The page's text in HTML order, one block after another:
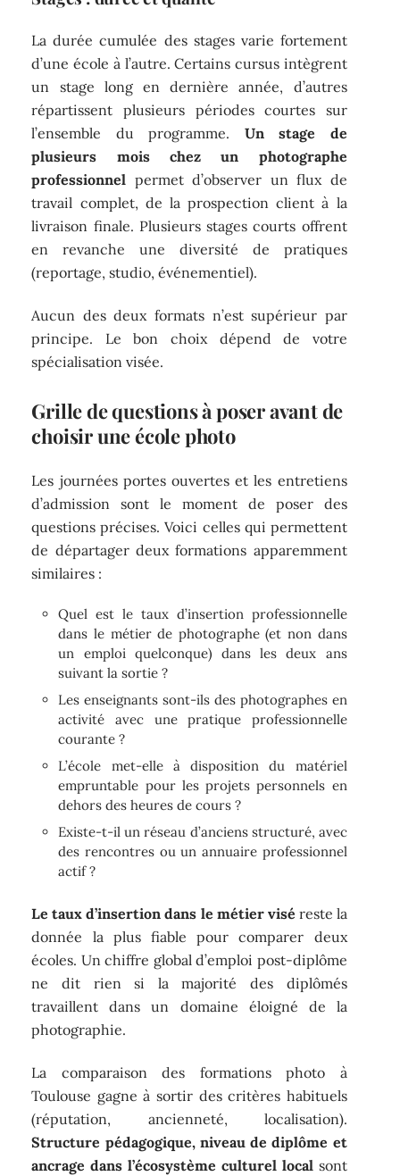
La durée cumulée des stages varie fortement
d’une école à l’autre. Certains cursus intègrent
un stage long en dernière année, d’autres
répartissent plusieurs périodes courtes sur
l’ensemble du programme. Un stage de
plusieurs mois chez un photographe
professionnel permet d’observer un flux de
travail complet, de la prospection client à la
livraison finale. Plusieurs stages courts offrent
en revanche une diversité de pratiques
(reportage, studio, événementiel).
Aucun des deux formats n’est supérieur par
principe. Le bon choix dépend de votre
spécialisation visée.
Grille de questions à poser avant de
choisir une école photo
Les journées portes ouvertes et les entretiens
d’admission sont le moment de poser des
questions précises. Voici celles qui permettent
de départager deux formations apparemment
similaires :
Quel est le taux d’insertion professionnelle
dans le métier de photographe (et non dans
un emploi quelconque) dans les deux ans
suivant la sortie ?
Les enseignants sont-ils des photographes en
activité avec une pratique professionnelle
courante ?
L’école met-elle à disposition du matériel
empruntable pour les projets personnels en
dehors des heures de cours ?
Existe-t-il un réseau d’anciens structuré, avec
des rencontres ou un annuaire professionnel
actif ?
Le taux d’insertion dans le métier visé reste la
donnée la plus fiable pour comparer deux
écoles. Un chiffre global d’emploi post-diplôme
ne dit rien si la majorité des diplômés
travaillent dans un domaine éloigné de la
photographie.
La comparaison des formations photo à
Toulouse gagne à sortir des critères habituels
(réputation, ancienneté, localisation).
Structure pédagogique, niveau de diplôme et
ancrage dans l’écosystème culturel localsont